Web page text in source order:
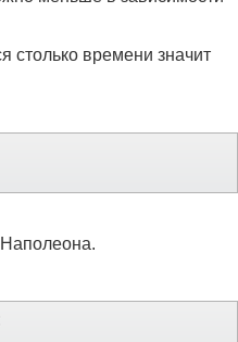
столько времени значит